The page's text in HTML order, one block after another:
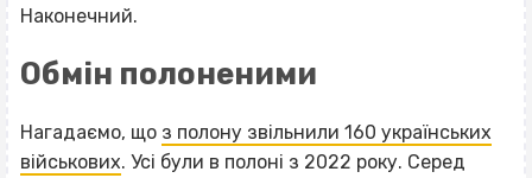
Наконечний.
Обмін полоненими
Нагадаємо, що з полону звільнили 160 українських
військових. Усі були в полоні з 2022 року. Серед